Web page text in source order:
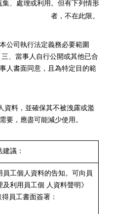
、處理或利用。但有下列情形
者，不在此限。
公司執行法定義務必要範圍
、當事人自行公開或其他已合
人書面同意，且為特定目的範
資料，並確保其不被洩露或濫
要，應盡可能減少使用。
議：
員工個人資料的告知。可向員
利用員工個 人資料聲明》
得員工書面簽署：